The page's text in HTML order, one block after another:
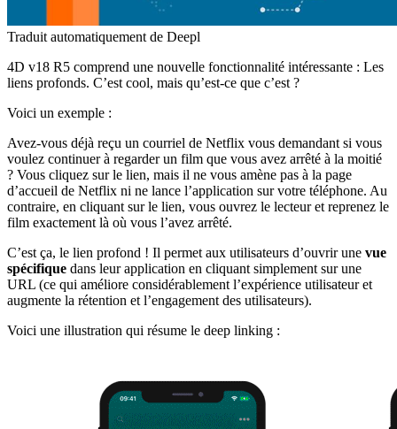
Traduit automatiquement de Deepl
4D v18 R5 comprend une nouvelle fonctionnalité intéressante : Les
liens profonds. C’est cool, mais qu’est-ce que c’est ?
Voici un exemple :
Avez-vous déjà reçu un courriel de Netflix vous demandant si vous
voulez continuer à regarder un film que vous avez arrêté à la moitié
? Vous cliquez sur le lien, mais il ne vous amène pas à la page
d’accueil de Netflix ni ne lance l’application sur votre téléphone. Au
contraire, en cliquant sur le lien, vous ouvrez le lecteur et reprenez le
film exactement là où vous l’avez arrêté.
C’est ça, le lien profond ! Il permet aux utilisateurs d’ouvrir une vue
spécifique dans leur application en cliquant simplement sur une
URL (ce qui améliore considérablement l’expérience utilisateur et
augmente la rétention et l’engagement des utilisateurs).
Voici une illustration qui résume le deep linking :